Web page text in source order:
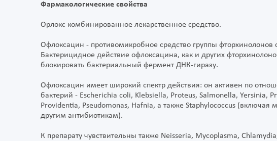
Фармакологические свойства
Орлокс комбинированное лекарственное средство.
Офлоксацин - противомикробное средство группы
Бактерицидное действие офлоксацина, как и других
блокировать бактериальный фермент ДНК-гиразу.
Офлоксацин имеет широкий спектр действия: он активен по
бактерий - Escherichia coli, Klebsiella, Proteus, Salmonella, Yersinia,
Providentia, Pseudomonas, Hafnia, а также Staphylococcus
другим антибиотикам).
К препарату чувствительны также Neisseria, Mycoplasma,